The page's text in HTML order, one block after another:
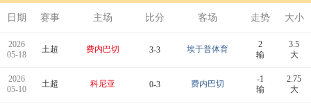
日期 赛事 主场 比分 客场 走势 大小
2026
05-18
土超 费内巴切 3-3 埃于普体育
2
输
3.5
大
2026
05-10
土超 科尼亚 0-3 费内巴切
-1
输
2.75
大